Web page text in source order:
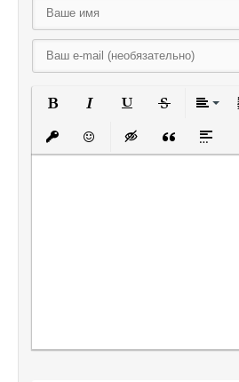
Полужирный
Курсив
Вставить защищенную
Вставить смайлик
ВставкаВставка